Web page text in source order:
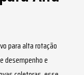
para alta rotação
desempenho e